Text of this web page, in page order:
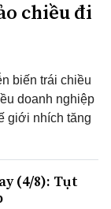
chiều đi
biến trái chiều
doanh nghiệp
giới nhích tăng
(4/8): Tụt